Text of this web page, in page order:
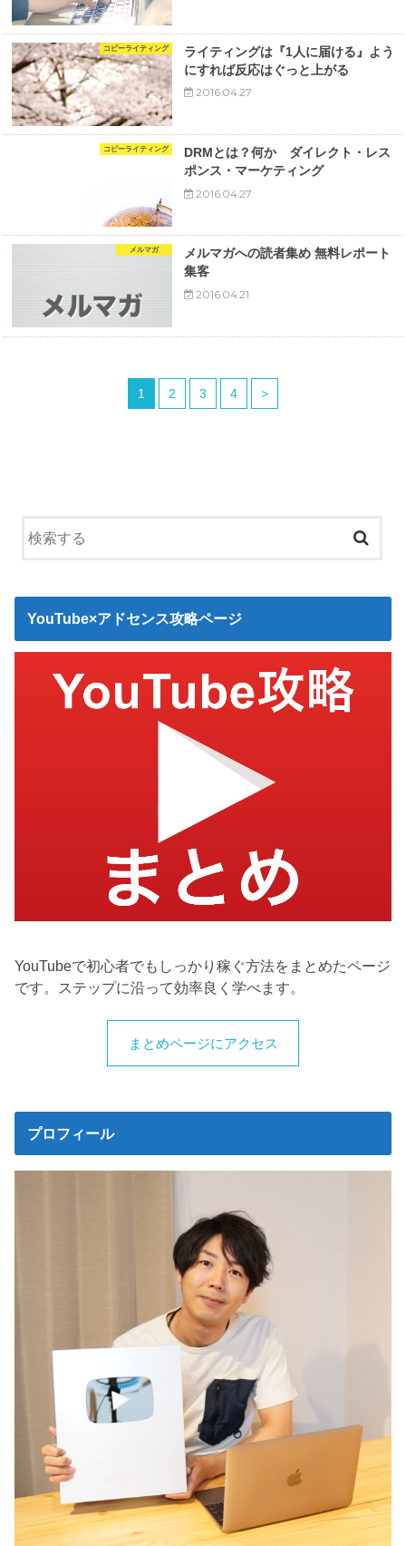
コピーライティング
ライティングは『1人に届ける』よう
にすれば反応はぐっと上がる
2016.04.27
コピーライティング
DRMとは？何か ダイレクト・レス
ポンス・マーケティング
2016.04.27
メルマガ
メルマガへの読者集め 無料レポート
集客
2016.04.21
1 2 3 4 >
YouTube×アドセンス攻略ページ
YouTubeで初心者でもしっかり稼ぐ方法をまとめたページ
です。ステップに沿って効率良く学べます。
まとめページにアクセス
プロフィール